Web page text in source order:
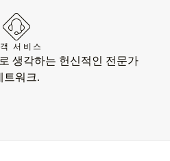
서비스
생각하는 헌신적인 전문가
트워크.